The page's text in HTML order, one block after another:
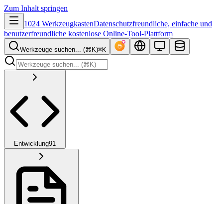
Zum Inhalt springen
1024 WerkzeugkastenDatenschutzfreundliche, einfache und
benutzerfreundliche kostenlose Online-Tool-Plattform
Werkzeuge suchen... (⌘K)⌘K
Entwicklung91